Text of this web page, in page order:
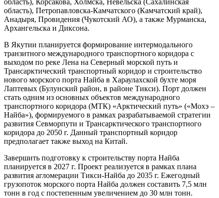
область), Корсакова, Холмска, Невельска (Сахалинская
область), Петропавловска-Камчатского (Камчатский край),
Анадыря, Провидения (Чукотский АО), а также Мурманска,
Архангельска и Диксона.
В Якутии планируется формирование интермодального
транзитного международного транспортного коридора с
выходом по реке Лена на Северный морской путь и
Трансарктический транспортный коридор и строительство
нового морского порта Найба в Хараулахской бухте моря
Лаптевых (Булунский район, в районе Тикси). Порт должен
стать одним из основных объектов международного
транспортного коридора (МТК) «Арктический путь» («Мохэ –
Найба»), формируемого в рамках разрабатываемой стратегии
развития Севморпути и Трансарктического транспортного
коридора до 2050 г. Данный транспортный коридор
предполагает также выход на Китай.
Завершить подготовку к строительству порта Найба
планируется в 2027 г. Проект реализуется в рамках плана
развития агломерации Тикси-Найба до 2035 г. Ежегодный
грузопоток морского порта Найба должен составить 7,5 млн
тонн в год с постепенным увеличением до 30 млн тонн.